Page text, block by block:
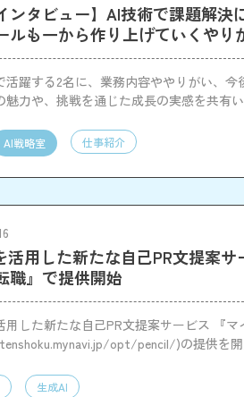
ンタビュー】AI技術で課題解
ルも一から作り上げていくやり
活躍する2名に、業務内容ややりがい、
魅力や、挑戦を通じた成長の実感を共有い
AI戦略室 仕事紹介
活用した新たな自己PR文提案
職』で提供開始
用した新たな自己PR文提案サービス 『マ
opt/pencil/)の提供を開
生成AI